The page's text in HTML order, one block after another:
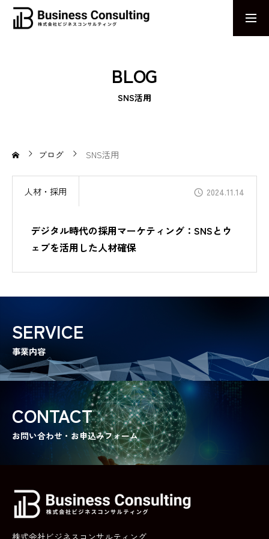
企業の課題解決に終わりはない
AIワークハックCAMP
求人AIナビ
拡散力と求心力に長けた求人サービス
中小企業の管理者・従業員向けの実践的労務研修プログラム
ハタコレladies
中卒・若年女性向けの就職支援サービス
ハタコレmens
中卒・若年男性向けの就職支援サービス
RECRUIT
成長と挑戦の舞台はここに。
情報を武器に、未来を切り拓く
BLOG
SNS活用
ブログ SNS活用
人材・採用 2024.11.14
デジタル時代の採用マーケティング：SNSとウ
ェブを活用した人材確保
SERVICE
事業内容
CONTACT
お問い合わせ・お申込みフォーム
株式会社ビジネスコンサルティング